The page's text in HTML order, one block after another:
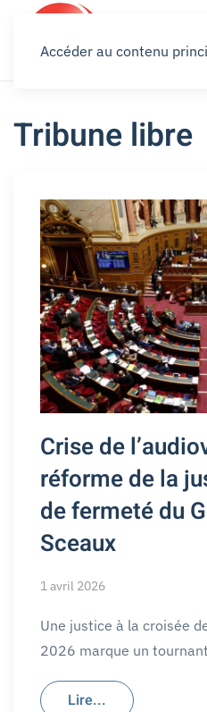
Accéder au contenu
Tribune libre
Crise de
réforme de la
de fermeté du
Sceaux
1 avril 2026
Une justice à la croisée
2026 marque un
Lire...